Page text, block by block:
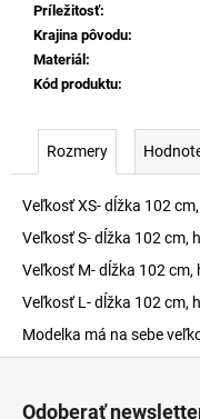
Príležitosť:
Krajina pôvodu:
Materiál :
Kód produktu:
Rozmery
Veľkosť XS- dĺžka 102
Veľkosť S- dĺžka 102 cm,
Veľkosť M- dĺžka 102 cm,
Veľkosť L- dĺžka 102 cm,
Modelka má na sebe
Odoberať